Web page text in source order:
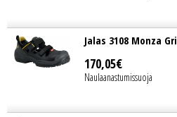
Jalas 3108 Monza
170,05€
Naulaanastumissuoja